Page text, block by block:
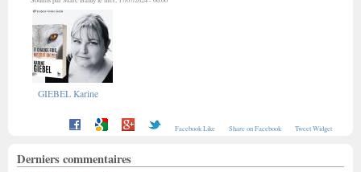
GIEBEL Karine
Facebook Like Share on Facebook Tweet Widget
Derniers commentaires